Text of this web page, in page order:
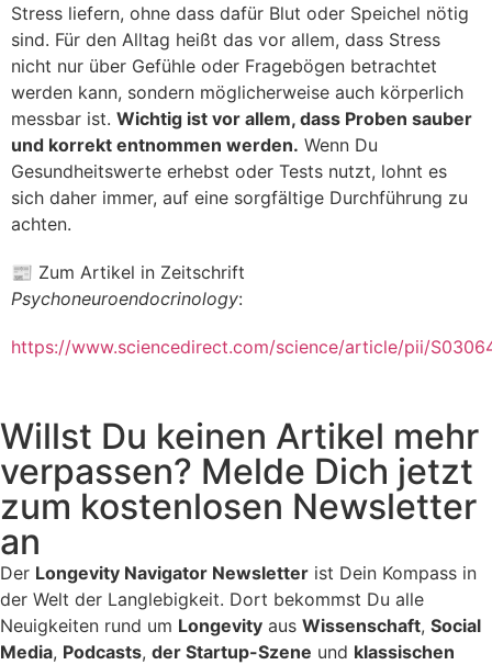
Stress liefern, ohne dass dafür Blut oder Speichel nötig
sind. Für den Alltag heißt das vor allem, dass Stress
nicht nur über Gefühle oder Fragebögen betrachtet
werden kann, sondern möglicherweise auch körperlich
messbar ist. Wichtig ist vor allem, dass Proben sauber
und korrekt entnommen werden. Wenn Du
Gesundheitswerte erhebst oder Tests nutzt, lohnt es
sich daher immer, auf eine sorgfältige Durchführung zu
achten.
📰 Zum Artikel in Zeitschrift
Psychoneuroendocrinology:
https://www.sciencedirect.com/science/article/pii/
Willst Du keinen Artikel mehr
verpassen? Melde Dich jetzt
zum kostenlosen Newsletter
an
Der Longevity Navigator Newsletter ist Dein Kompass in
der Welt der Langlebigkeit. Dort bekommst Du alle
Neuigkeiten rund um Longevity aus Wissenschaft, Social
Media, Podcasts, der Startup-Szene und klassischen